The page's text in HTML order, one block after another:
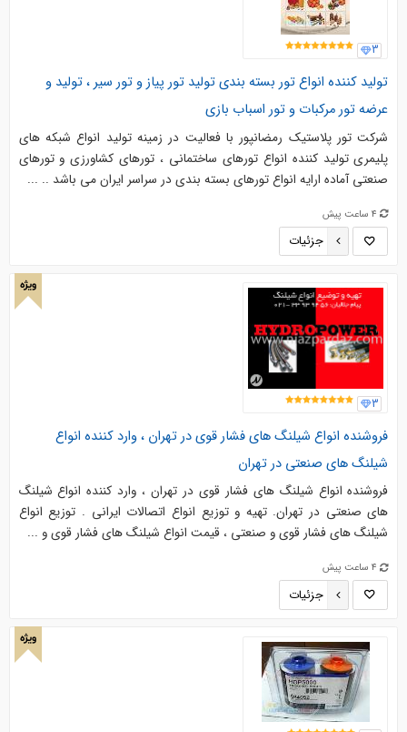
3
توليد کننده انواع تور بسته بندی تولید تور پیاز و تور سیر ، تولید و
عرضه تور مرکبات و تور اسباب بازی
شرکت تور پلاستیک رمضانپور با فعالیت در زمینه تولید انواع شبکه های
پلیمری تولید کننده انواع تورهای ساختمانی ، تورهای کشاورزی و تورهای
صنعتی آماده ارایه انواع تورهای بسته بندی در سراسر ایران می باشد .. ...
4 ساعت پیش
جزئیات
ویژه
3
فروشنده انواع شیلنگ های فشار قوی در تهران ، وارد کننده انواع
شیلنگ های صنعتی در تهران
فروشنده انواع شیلنگ های فشار قوی در تهران ، وارد کننده انواع شیلنگ
های صنعتی در تهران. تهیه و توزیع انواع اتصالات ایرانی . توزیع انواع
شیلنگ های فشار قوی و صنعتی ، قیمت انواع شیلنگ های فشار قوی و ...
4 ساعت پیش
جزئیات
ویژه